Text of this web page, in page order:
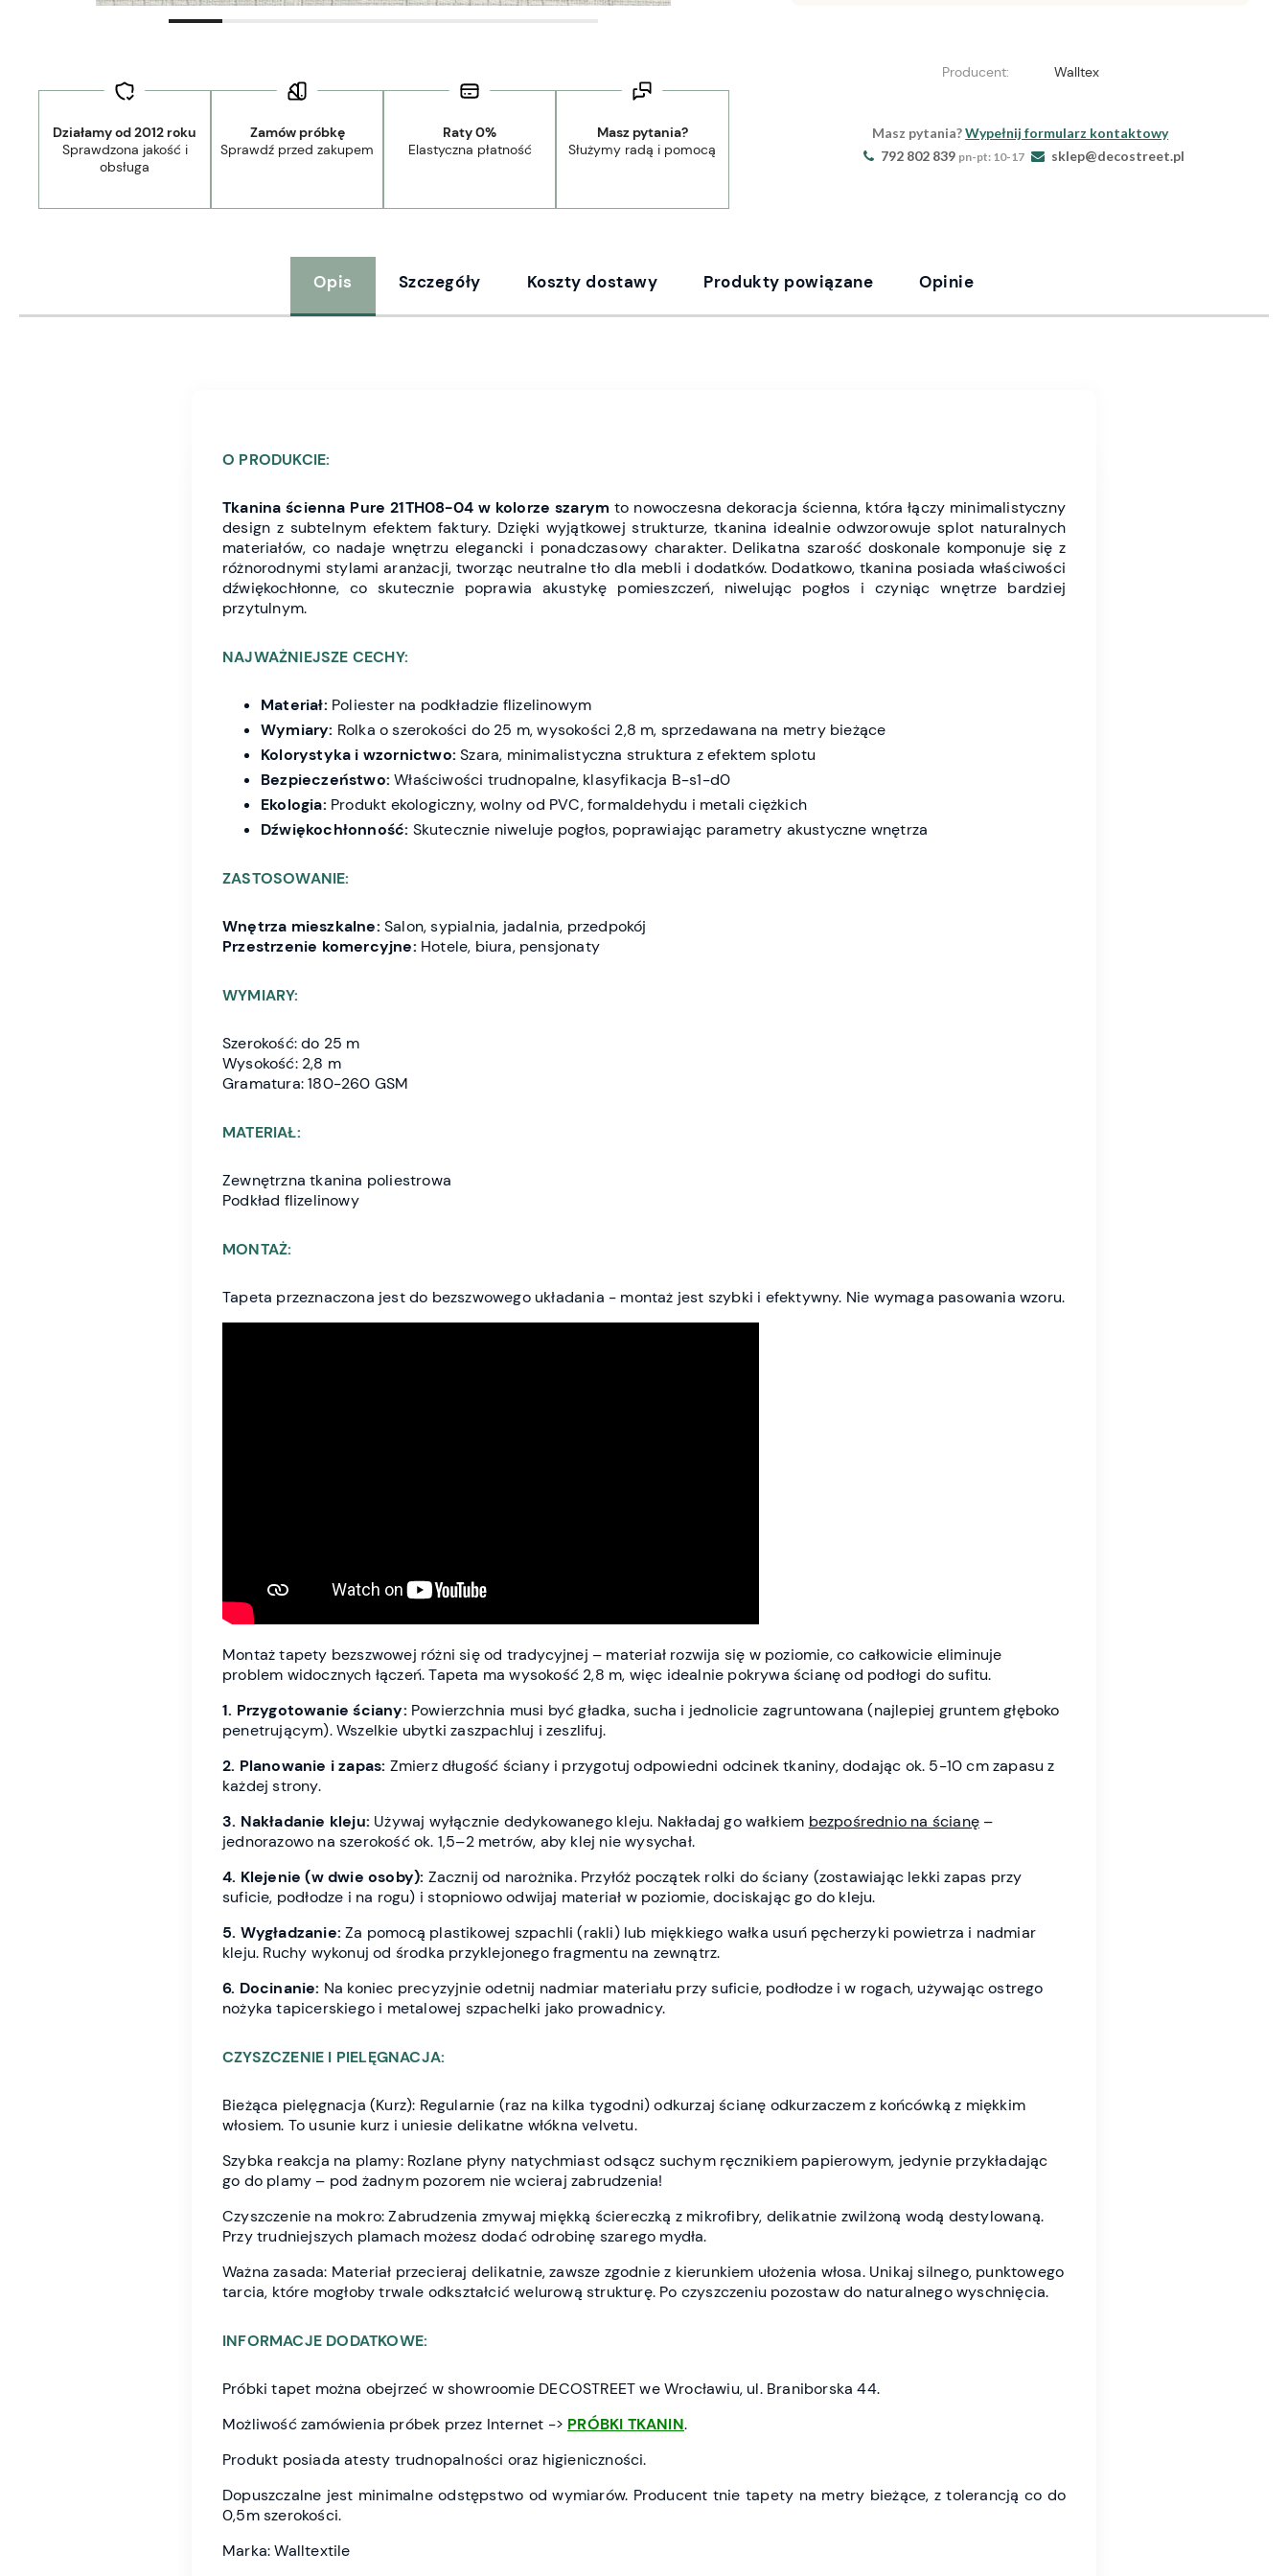
Działamy od 2012 roku
Sprawdzona jakość i
obsługa
Zamów próbkę
Sprawdź przed zakupem
Raty 0%
Elastyczna płatność
Masz pytania?
Służymy radą i pomocą
Producent: Walltex
Masz pytania?Wypełnij formularz kontaktowy
792 802 839 pn-pt: 10-17 sklep@decostreet.pl
Opis Szczegóły Koszty dostawy Produkty powiązane Opinie
O PRODUKCIE:
Tkanina ścienna Pure 21TH08-04 w kolorze szarym to nowoczesna dekoracja ścienna, która łączy minimalistyczny
design z subtelnym efektem faktury. Dzięki wyjątkowej strukturze, tkanina idealnie odwzorowuje splot naturalnych
materiałów, co nadaje wnętrzu elegancki i ponadczasowy charakter. Delikatna szarość doskonale komponuje się z
różnorodnymi stylami aranżacji, tworząc neutralne tło dla mebli i dodatków. Dodatkowo, tkanina posiada właściwości
dźwiękochłonne, co skutecznie poprawia akustykę pomieszczeń, niwelując pogłos i czyniąc wnętrze bardziej
przytulnym.
NAJWAŻNIEJSZE CECHY:
Materiał: Poliester na podkładzie flizelinowym
Wymiary: Rolka o szerokości do 25 m, wysokości 2,8 m, sprzedawana na metry bieżące
Kolorystyka i wzornictwo: Szara, minimalistyczna struktura z efektem splotu
Bezpieczeństwo: Właściwości trudnopalne, klasyfikacja B-s1-d0
Ekologia: Produkt ekologiczny, wolny od PVC, formaldehydu i metali ciężkich
Dźwiękochłonność: Skutecznie niweluje pogłos, poprawiając parametry akustyczne wnętrza
ZASTOSOWANIE:
Wnętrza mieszkalne: Salon, sypialnia, jadalnia, przedpokój
Przestrzenie komercyjne: Hotele, biura, pensjonaty
WYMIARY:
Szerokość: do 25 m
Wysokość: 2,8 m
Gramatura: 180-260 GSM
MATERIAŁ:
Zewnętrzna tkanina poliestrowa
Podkład flizelinowy
MONTAŻ:
Tapeta przeznaczona jest do bezszwowego układania - montaż jest szybki i efektywny. Nie wymaga pasowania wzoru.
Montaż tapety bezszwowej różni się od tradycyjnej – materiał rozwija się w poziomie, co całkowicie eliminuje
problem widocznych łączeń. Tapeta ma wysokość 2,8 m, więc idealnie pokrywa ścianę od podłogi do sufitu.
1. Przygotowanie ściany: Powierzchnia musi być gładka, sucha i jednolicie zagruntowana (najlepiej gruntem głęboko
penetrującym). Wszelkie ubytki zaszpachluj i zeszlifuj.
2. Planowanie i zapas: Zmierz długość ściany i przygotuj odpowiedni odcinek tkaniny, dodając ok. 5-10 cm zapasu z
każdej strony.
3. Nakładanie kleju: Używaj wyłącznie dedykowanego kleju. Nakładaj go wałkiem bezpośrednio na ścianę –
jednorazowo na szerokość ok. 1,5–2 metrów, aby klej nie wysychał.
4. Klejenie (w dwie osoby): Zacznij od narożnika. Przyłóż początek rolki do ściany (zostawiając lekki zapas przy
suficie, podłodze i na rogu) i stopniowo odwijaj materiał w poziomie, dociskając go do kleju.
5. Wygładzanie: Za pomocą plastikowej szpachli (rakli) lub miękkiego wałka usuń pęcherzyki powietrza i nadmiar
kleju. Ruchy wykonuj od środka przyklejonego fragmentu na zewnątrz.
6. Docinanie: Na koniec precyzyjnie odetnij nadmiar materiału przy suficie, podłodze i w rogach, używając ostrego
nożyka tapicerskiego i metalowej szpachelki jako prowadnicy.
CZYSZCZENIE I PIELĘGNACJA:
Bieżąca pielęgnacja (Kurz): Regularnie (raz na kilka tygodni) odkurzaj ścianę odkurzaczem z końcówką z miękkim
włosiem. To usunie kurz i uniesie delikatne włókna velvetu.
Szybka reakcja na plamy: Rozlane płyny natychmiast odsącz suchym ręcznikiem papierowym, jedynie przykładając
go do plamy – pod żadnym pozorem nie wcieraj zabrudzenia!
Czyszczenie na mokro: Zabrudzenia zmywaj miękką ściereczką z mikrofibry, delikatnie zwilżoną wodą destylowaną.
Przy trudniejszych plamach możesz dodać odrobinę szarego mydła.
Ważna zasada: Materiał przecieraj delikatnie, zawsze zgodnie z kierunkiem ułożenia włosa. Unikaj silnego, punktowego
tarcia, które mogłoby trwale odkształcić welurową strukturę. Po czyszczeniu pozostaw do naturalnego wyschnięcia.
INFORMACJE DODATKOWE:
Próbki tapet można obejrzeć w showroomie DECOSTREET we Wrocławiu, ul. Braniborska 44.
Możliwość zamówienia próbek przez Internet -> PRÓBKI TKANIN.
Produkt posiada atesty trudnopalności oraz higieniczności.
Dopuszczalne jest minimalne odstępstwo od wymiarów. Producent tnie tapety na metry bieżące, z tolerancją co do
0,5m szerokości.
Marka: Walltextile